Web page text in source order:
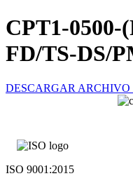
CPT1-0500-
FD/TS-DS/
DESCARGAR ARCHIVO
ISO 9001:2015